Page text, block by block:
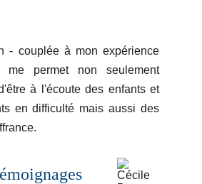
- couplée à mon expérience
me permet non seulement
à l'écoute des enfants et
en difficulté mais aussi des